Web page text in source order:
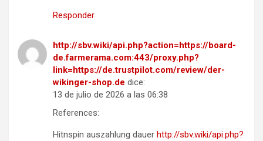
Responder
http://sbv.wiki/api.php?action=https://board-
de.farmerama.com:443/proxy.php?
link=https://de.trustpilot.com/review/der-
wikinger-shop.de dice:
13 de julio de 2026 a las 06:38
References:
Hitnspin auszahlung dauer http://sbv.wiki/api.php?